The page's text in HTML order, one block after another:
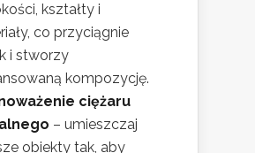
kształty i
co przyciągnie
i stworzy
kompozycję.
ciężaru
– umieszczaj
obiekty tak, aby